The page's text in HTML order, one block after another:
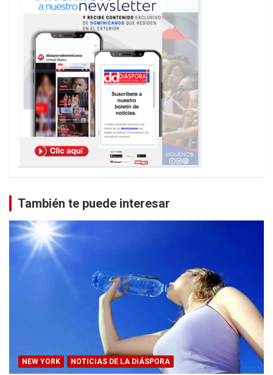
También te puede interesar
NEW YORK NOTICIAS DE LA DIÁSPORA